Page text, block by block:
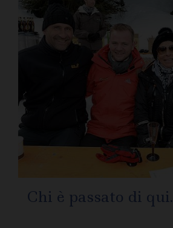
Chi è passato di